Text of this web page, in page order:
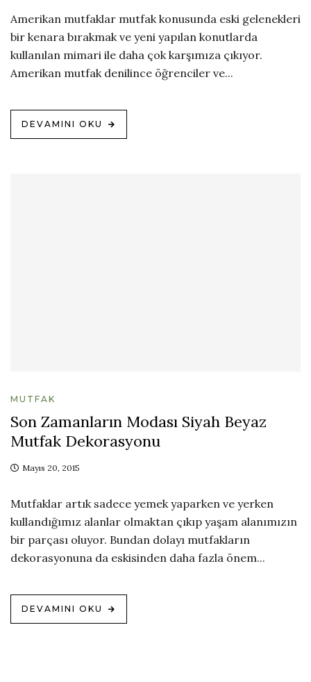
Amerikan mutfaklar mutfak konusunda eski gelenekleri
bir kenara bırakmak ve yeni yapılan konutlarda
kullanılan mimari ile daha çok karşımıza çıkıyor.
Amerikan mutfak denilince öğrenciler ve...
DEVAMINI OKU
MUTFAK
Son Zamanların Modası Siyah Beyaz
Mutfak Dekorasyonu
Mayıs 20, 2015
Mutfaklar artık sadece yemek yaparken ve yerken
kullandığımız alanlar olmaktan çıkıp yaşam alanımızın
bir parçası oluyor. Bundan dolayı mutfakların
dekorasyonuna da eskisinden daha fazla önem...
DEVAMINI OKU